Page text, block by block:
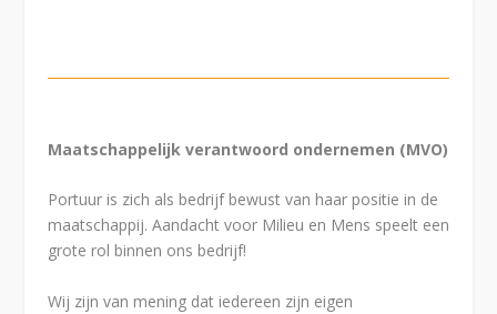
Maatschappelijk verantwoord ondernemen (MVO)
Portuur is zich als bedrijf bewust van haar positie in de
maatschappij. Aandacht voor Milieu en Mens speelt een
grote rol binnen ons bedrijf!
Wij zijn van mening dat iedereen zijn eigen